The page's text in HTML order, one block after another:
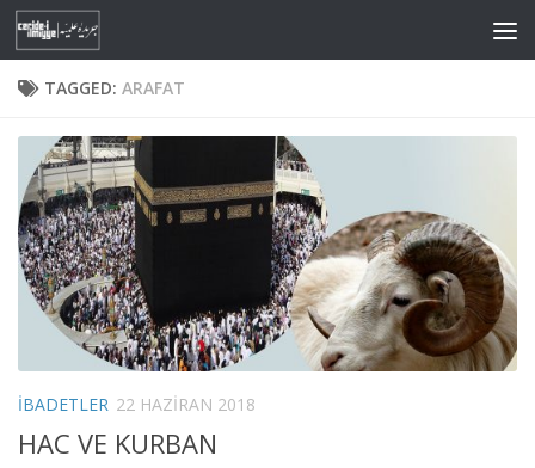
Skip to content
TAGGED: ARAFAT
İBADETLER 22 HAZIRAN 2018
HAC VE KURBAN